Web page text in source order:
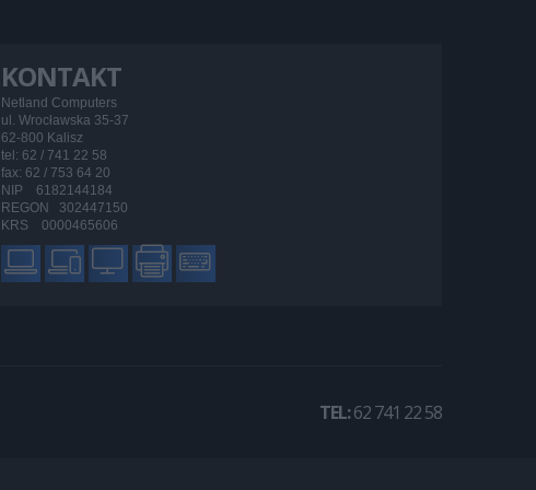
KONTAKT
Netland Computers
ul. Wrocławska 35-37
62-800 Kalisz
tel: 62 / 741 22 58
fax: 62 / 753 64 20
NIP 6182144184
REGON 302447150
KRS 0000465606
TEL:62 741 22 58